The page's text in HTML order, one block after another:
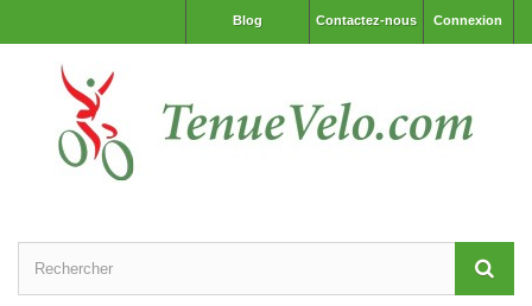
Connexion
Contactez-nous
Blog